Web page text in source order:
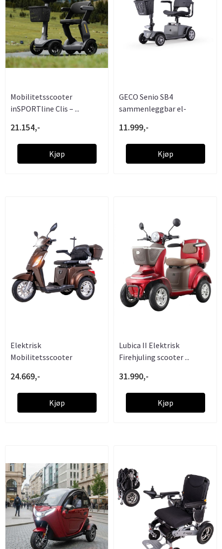
Mobilitetsscooter
inSPORTline Clis – ...
21.154,-
Kjøp
GECO Senio SB4
sammenleggbar el-
11.999,-
Kjøp
Elektrisk
Mobilitetsscooter
24.669,-
Kjøp
Lubica II Elektrisk
Firehjuling scooter ...
31.990,-
Kjøp